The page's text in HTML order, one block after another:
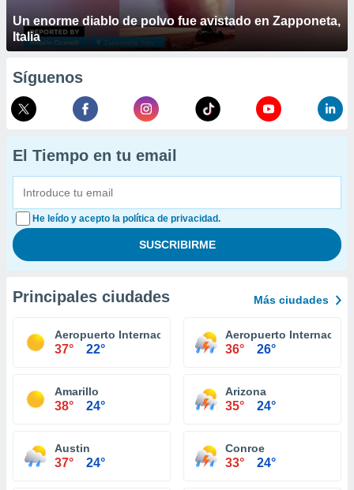
Un enorme diablo de polvo fue avistado en Zapponeta,
Italia
Síguenos
El Tiempo en tu email
He leído y acepto la política de privacidad.
Principales ciudades Más ciudades
Aeropuerto Internacional El Paso
37° 22°
Aeropuerto
36° 26°
Amarillo
38° 24°
Arizona
35° 24°
Austin
37° 24°
Conroe
33° 24°